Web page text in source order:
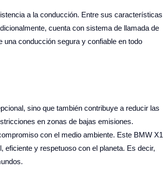
a la conducción. Entre sus características
cuenta con sistema de llamada de
conducción segura y confiable en todo
sino que también contribuye a reducir las
en zonas de bajas emisiones.
con el medio ambiente. Este BMW X1
eficiente y respetuoso con el planeta. Es decir,